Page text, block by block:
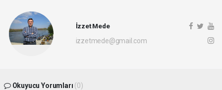
İzzet Mede
izzetmede@gmail.com
Okuyucu Yorumları (0)